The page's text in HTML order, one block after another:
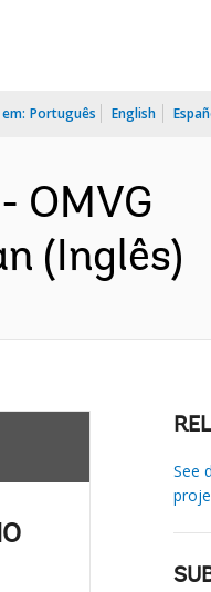
Português English
OMVG
(Inglês)
See